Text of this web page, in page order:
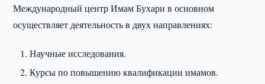
Международный центр Имам Бухари в основном
осуществляет деятельность в двух направлениях:
Научные исследования.
Курсы по повышению квалификации имамов.